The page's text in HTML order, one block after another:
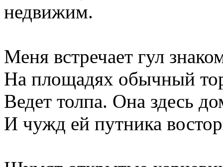
недвижим.
Меня встречает гул
На площадях обычный
Ведет толпа. Она здесь
И чужд ей путника